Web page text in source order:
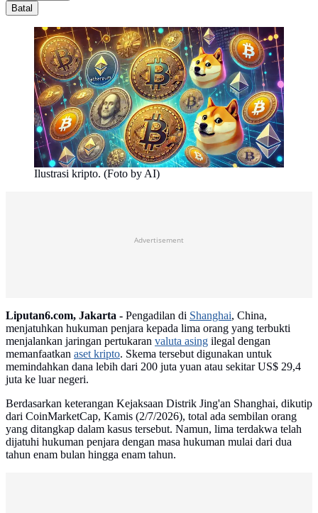
Batal
Ilustrasi kripto. (Foto by AI)
Advertisement
Liputan6.com, Jakarta - Pengadilan di Shanghai, China,
menjatuhkan hukuman penjara kepada lima orang yang terbukti
menjalankan jaringan pertukaran valuta asing ilegal dengan
memanfaatkan aset kripto. Skema tersebut digunakan untuk
memindahkan dana lebih dari 200 juta yuan atau sekitar US$ 29,4
juta ke luar negeri.
Berdasarkan keterangan Kejaksaan Distrik Jing'an Shanghai, dikutip
dari CoinMarketCap, Kamis (2/7/2026), total ada sembilan orang
yang ditangkap dalam kasus tersebut. Namun, lima terdakwa telah
dijatuhi hukuman penjara dengan masa hukuman mulai dari dua
tahun enam bulan hingga enam tahun.